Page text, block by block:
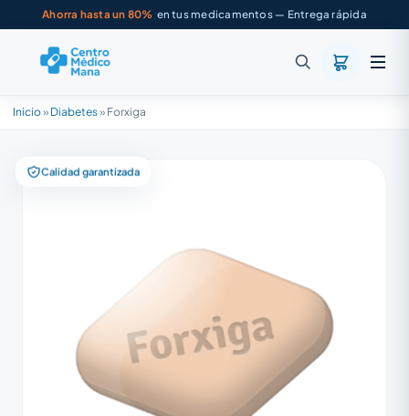
Ahorra hasta un 80% en tus medicamentos — Entrega rápida
Inicio» Diabetes» Forxiga
Calidad garantizada